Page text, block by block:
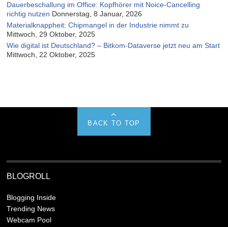
Dauerbeschallung im Office: Kopfhörer mit Noice-Cancelling
richtig nutzen Donnerstag, 8 Januar, 2026
Materialknappheit: Chipmangel in der Industrie nimmt zu
Mittwoch, 29 Oktober, 2025
Wie digital ist Deutschland? – Bitkom-Dataverse jetzt neu am Start
Mittwoch, 22 Oktober, 2025
BACK TO TOP
BLOGROLL
Blogging Inside
Trending News
Webcam Pool